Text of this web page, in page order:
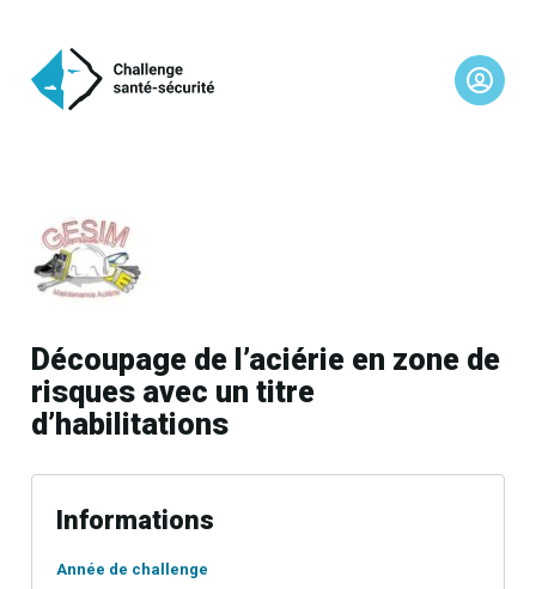
Découpage de l’aciérie en zone de
risques avec un titre
d’habilitations
Informations
Année de challenge